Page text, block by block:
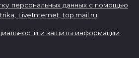
персональных данных с помощью
LiveInternet,top.mail.ru
и защиты информации